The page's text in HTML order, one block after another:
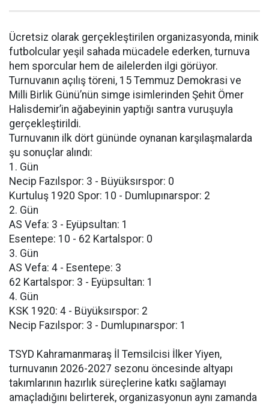
Ücretsiz olarak gerçekleştirilen organizasyonda, minik
futbolcular yeşil sahada mücadele ederken, turnuva
hem sporcular hem de ailelerden ilgi görüyor.
Turnuvanın açılış töreni, 15 Temmuz Demokrasi ve
Milli Birlik Günü’nün simge isimlerinden Şehit Ömer
Halisdemir’in ağabeyinin yaptığı santra vuruşuyla
gerçekleştirildi.
Turnuvanın ilk dört gününde oynanan karşılaşmalarda
şu sonuçlar alındı:
1. Gün
Necip Fazılspor: 3 - Büyüksırspor: 0
Kurtuluş 1920 Spor: 10 - Dumlupınarspor: 2
2. Gün
AS Vefa: 3 - Eyüpsultan: 1
Esentepe: 10 - 62 Kartalspor: 0
3. Gün
AS Vefa: 4 - Esentepe: 3
62 Kartalspor: 3 - Eyüpsultan: 1
4. Gün
KSK 1920: 4 - Büyüksırspor: 2
Necip Fazılspor: 3 - Dumlupınarspor: 1
TSYD Kahramanmaraş İl Temsilcisi İlker Yiyen,
turnuvanın 2026-2027 sezonu öncesinde altyapı
takımlarının hazırlık süreçlerine katkı sağlamayı
amaçladığını belirterek, organizasyonun aynı zamanda